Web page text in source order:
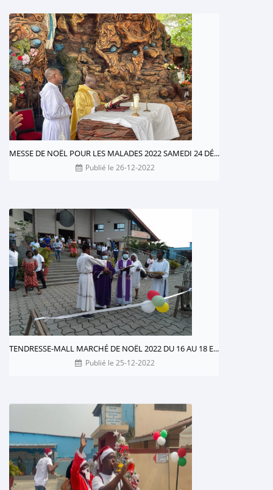
MESSE DE NOËL POUR LES MALADES 2022 SAMEDI 24 DÉ...
Publié le 26-12-2022
TENDRESSE-MALL MARCHÉ DE NOËL 2022 DU 16 AU 18 E...
Publié le 25-12-2022